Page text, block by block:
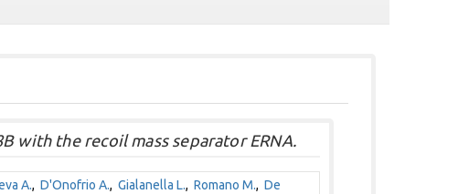
with the recoil mass separator ERNA.
A., D'Onofrio A., Gialanella L., Romano M., De